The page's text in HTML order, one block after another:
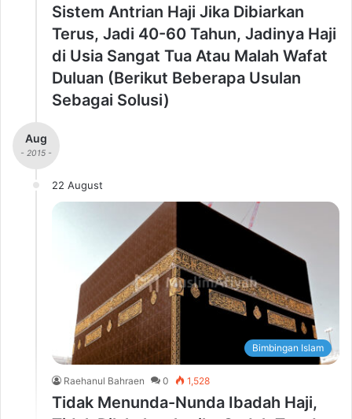
Sistem Antrian Haji Jika Dibiarkan
Terus, Jadi 40-60 Tahun, Jadinya Haji
di Usia Sangat Tua Atau Malah Wafat
Duluan (Berikut Beberapa Usulan
Sebagai Solusi)
Aug
- 2015 -
22 August
Bimbingan Islam
Raehanul Bahraen 0 1,528
Tidak Menunda-Nunda Ibadah Haji,